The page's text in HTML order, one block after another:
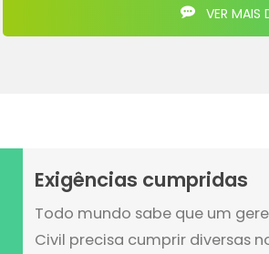
VER MAIS
Exigências cumpridas
Todo mundo sabe que um
Civil precisa cumprir diversas